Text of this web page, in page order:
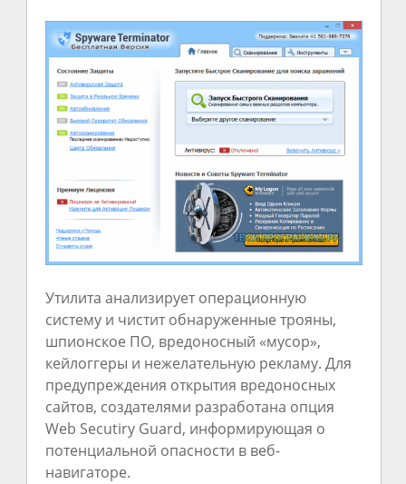
Утилита анализирует операционную
систему и чистит обнаруженные трояны,
шпионское ПО, вредоносный «мусор»,
кейлоггеры и нежелательную рекламу. Для
предупреждения открытия вредоносных
сайтов, создателями разработана опция
Web Secutiry Guard, информирующая о
потенциальной опасности в веб-
навигаторе.